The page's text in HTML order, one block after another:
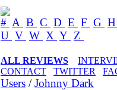
# A B C D E F G
U V W X Y Z
ALL REVIEWS
CONTACT
TWITTER
Users /Johnny Dark